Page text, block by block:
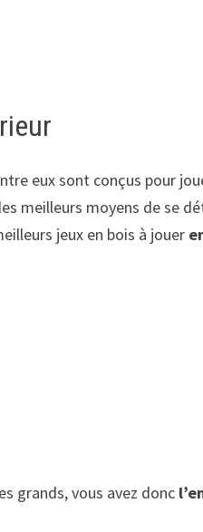
eux sont conçus pour
meilleurs moyens de se
jeux en bois à jouer
grands, vous avez donc